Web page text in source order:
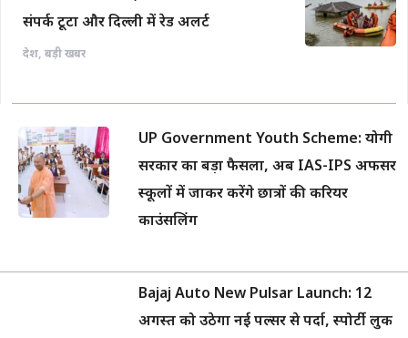
संपर्क टूटा और दिल्ली में रेड अलर्ट
देश, बड़ी खबर
UP Government Youth Scheme: योगी
सरकार का बड़ा फैसला, अब IAS-IPS अफसर
स्कूलों में जाकर करेंगे छात्रों की करियर
काउंसलिंग
Bajaj Auto New Pulsar Launch: 12
अगस्त को उठेगा नई पल्सर से पर्दा, स्पोर्टी लुक